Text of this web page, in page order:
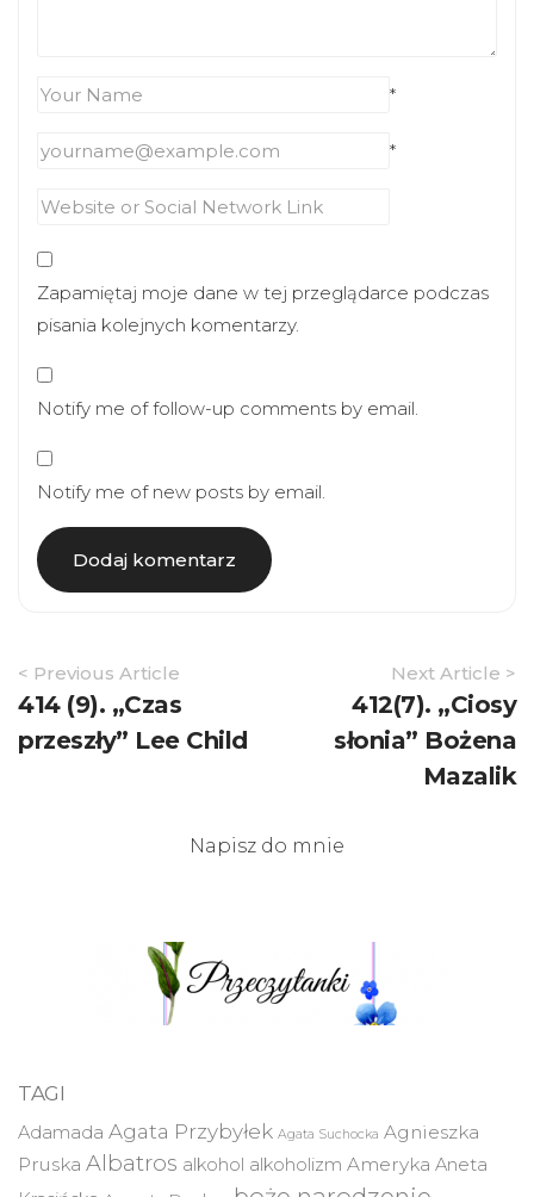
*
*
Zapamiętaj moje dane w tej przeglądarce podczas
pisania kolejnych komentarzy.
Notify me of follow-up comments by email.
Notify me of new posts by email.
Article
Navigation
< Previous Article
414 (9). „Czas
przeszły” Lee Child
Next Article >
412(7). „Ciosy
słonia” Bożena
Mazalik
Napisz do mnie
TAGI
Adamada Agata Przybyłek Agata Suchocka Agnieszka
Pruska Albatros alkohol alkoholizm Ameryka Aneta